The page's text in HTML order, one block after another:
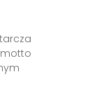
motto